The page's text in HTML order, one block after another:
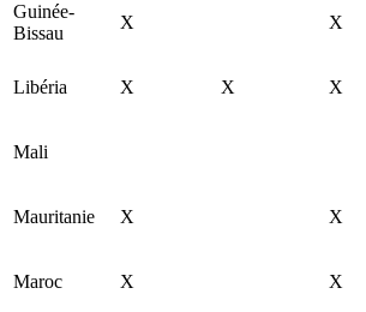
Guinée-
Bissau
X X
Libéria X X X
Mali
Mauritanie X X
Maroc X X